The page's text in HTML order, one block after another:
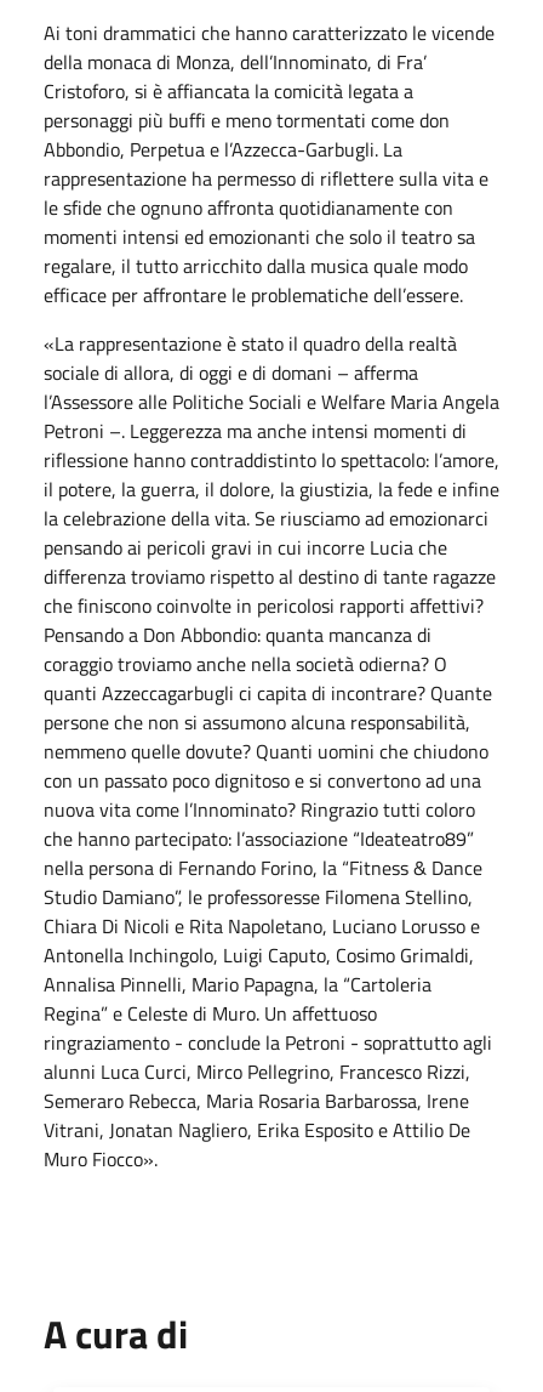
Ai toni drammatici che hanno caratterizzato le vicende
della monaca di Monza, dell’Innominato, di Fra’
Cristoforo, si è affiancata la comicità legata a
personaggi più buffi e meno tormentati come don
Abbondio, Perpetua e l’Azzecca-Garbugli. La
rappresentazione ha permesso di riflettere sulla vita e
le sfide che ognuno affronta quotidianamente con
momenti intensi ed emozionanti che solo il teatro sa
regalare, il tutto arricchito dalla musica quale modo
efficace per affrontare le problematiche dell’essere.
«La rappresentazione è stato il quadro della realtà
sociale di allora, di oggi e di domani – afferma
l’Assessore alle Politiche Sociali e Welfare Maria Angela
Petroni –. Leggerezza ma anche intensi momenti di
riflessione hanno contraddistinto lo spettacolo: l’amore,
il potere, la guerra, il dolore, la giustizia, la fede e infine
la celebrazione della vita. Se riusciamo ad emozionarci
pensando ai pericoli gravi in cui incorre Lucia che
differenza troviamo rispetto al destino di tante ragazze
che finiscono coinvolte in pericolosi rapporti affettivi?
Pensando a Don Abbondio: quanta mancanza di
coraggio troviamo anche nella società odierna? O
quanti Azzeccagarbugli ci capita di incontrare? Quante
persone che non si assumono alcuna responsabilità,
nemmeno quelle dovute? Quanti uomini che chiudono
con un passato poco dignitoso e si convertono ad una
nuova vita come l’Innominato? Ringrazio tutti coloro
che hanno partecipato: l’associazione “Ideateatro89”
nella persona di Fernando Forino, la “Fitness & Dance
Studio Damiano”, le professoresse Filomena Stellino,
Chiara Di Nicoli e Rita Napoletano, Luciano Lorusso e
Antonella Inchingolo, Luigi Caputo, Cosimo Grimaldi,
Annalisa Pinnelli, Mario Papagna, la “Cartoleria
Regina” e Celeste di Muro. Un affettuoso
ringraziamento - conclude la Petroni - soprattutto agli
alunni Luca Curci, Mirco Pellegrino, Francesco Rizzi,
Semeraro Rebecca, Maria Rosaria Barbarossa, Irene
Vitrani, Jonatan Nagliero, Erika Esposito e Attilio De
Muro Fiocco».
A cura di